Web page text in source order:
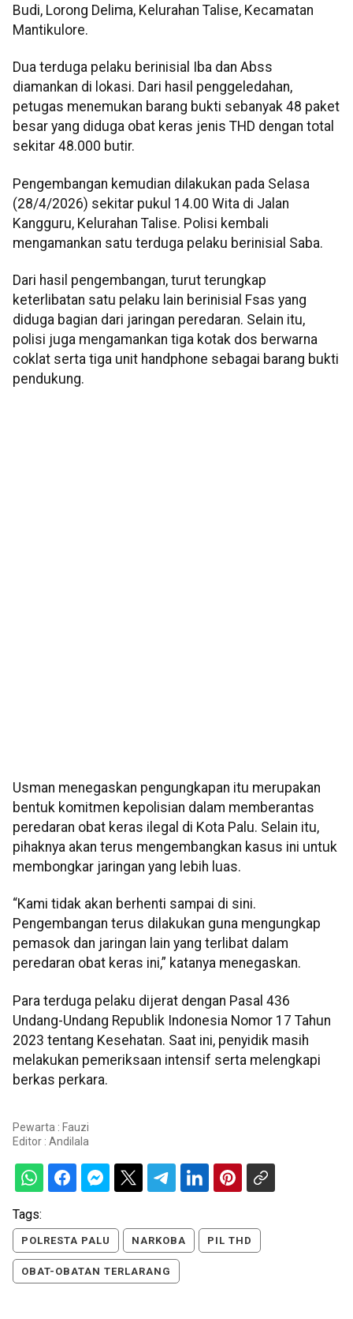
Budi, Lorong Delima, Kelurahan Talise, Kecamatan
Mantikulore.
Dua terduga pelaku berinisial Iba dan Abss
diamankan di lokasi. Dari hasil penggeledahan,
petugas menemukan barang bukti sebanyak 48 paket
besar yang diduga obat keras jenis THD dengan total
sekitar 48.000 butir.
Pengembangan kemudian dilakukan pada Selasa
(28/4/2026) sekitar pukul 14.00 Wita di Jalan
Kangguru, Kelurahan Talise. Polisi kembali
mengamankan satu terduga pelaku berinisial Saba.
Dari hasil pengembangan, turut terungkap
keterlibatan satu pelaku lain berinisial Fsas yang
diduga bagian dari jaringan peredaran. Selain itu,
polisi juga mengamankan tiga kotak dos berwarna
coklat serta tiga unit handphone sebagai barang bukti
pendukung.
Usman menegaskan pengungkapan itu merupakan
bentuk komitmen kepolisian dalam memberantas
peredaran obat keras ilegal di Kota Palu. Selain itu,
pihaknya akan terus mengembangkan kasus ini untuk
membongkar jaringan yang lebih luas.
“Kami tidak akan berhenti sampai di sini.
Pengembangan terus dilakukan guna mengungkap
pemasok dan jaringan lain yang terlibat dalam
peredaran obat keras ini,” katanya menegaskan.
Para terduga pelaku dijerat dengan Pasal 436
Undang-Undang Republik Indonesia Nomor 17 Tahun
2023 tentang Kesehatan. Saat ini, penyidik masih
melakukan pemeriksaan intensif serta melengkapi
berkas perkara.
Pewarta : Fauzi
Editor : Andilala
Tags:
POLRESTA PALU NARKOBA PIL THD
OBAT-OBATAN TERLARANG